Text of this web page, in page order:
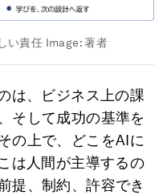
い責任 Image:著者
は、ビジネス上の課
そして成功の基準を
の上で、どこをAIに
は人間が主導するの
提、制約、許容でき